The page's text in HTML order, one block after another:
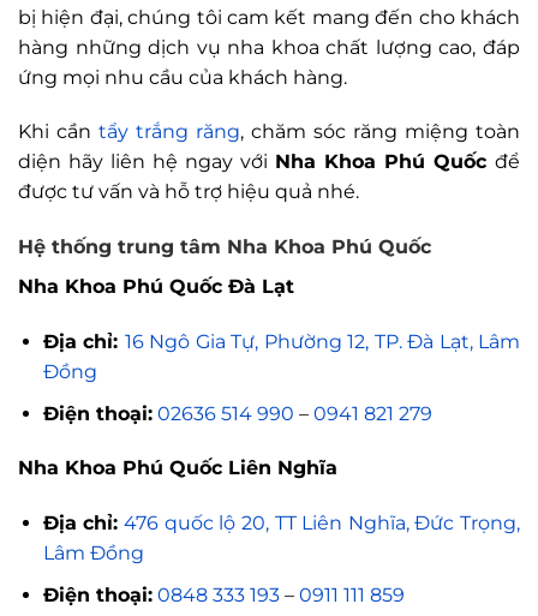
bị hiện đại, chúng tôi cam kết mang đến cho khách
hàng những dịch vụ nha khoa chất lượng cao, đáp
ứng mọi nhu cầu của khách hàng.
Khi cần tẩy trắng răng, chăm sóc răng miệng toàn
diện hãy liên hệ ngay với Nha Khoa Phú Quốc để
được tư vấn và hỗ trợ hiệu quả nhé.
Hệ thống trung tâm Nha Khoa Phú Quốc
Nha Khoa Phú Quốc Đà Lạt
Địa chỉ: 16 Ngô Gia Tự, Phường 12, TP. Đà Lạt, Lâm
Đồng
Điện thoại: 02636 514 990 – 0941 821 279
Nha Khoa Phú Quốc Liên Nghĩa
Địa chỉ: 476 quốc lộ 20, TT Liên Nghĩa, Đức Trọng,
Lâm Đồng
Điện thoại: 0848 333 193– 0911 111 859